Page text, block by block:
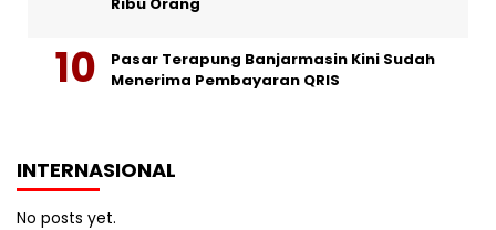
Pasar Terapung Banjarmasin Kini Sudah
Menerima Pembayaran QRIS
INTERNASIONAL
No posts yet.